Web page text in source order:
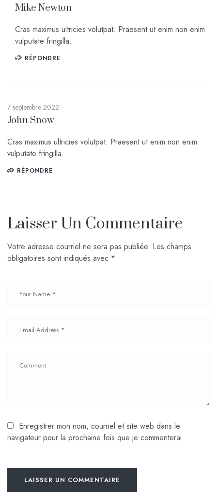
Mike Newton
Cras maximus ultricies volutpat. Praesent ut enim non enim
vulputate fringilla.
RÉPONDRE
7 septembre 2022
John Snow
Cras maximus ultricies volutpat. Praesent ut enim non enim
vulputate fringilla.
RÉPONDRE
Laisser Un Commentaire
Votre adresse courriel ne sera pas publiée. Les champs
obligatoires sont indiqués avec *
Enregistrer mon nom, courriel et site web dans le
navigateur pour la prochaine fois que je commenterai.
LAISSER UN COMMENTAIRE